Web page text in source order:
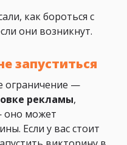
как бороться с
они возникнут.
запуститься
ограничение —
рекламы,
оно может
Если у вас стоит